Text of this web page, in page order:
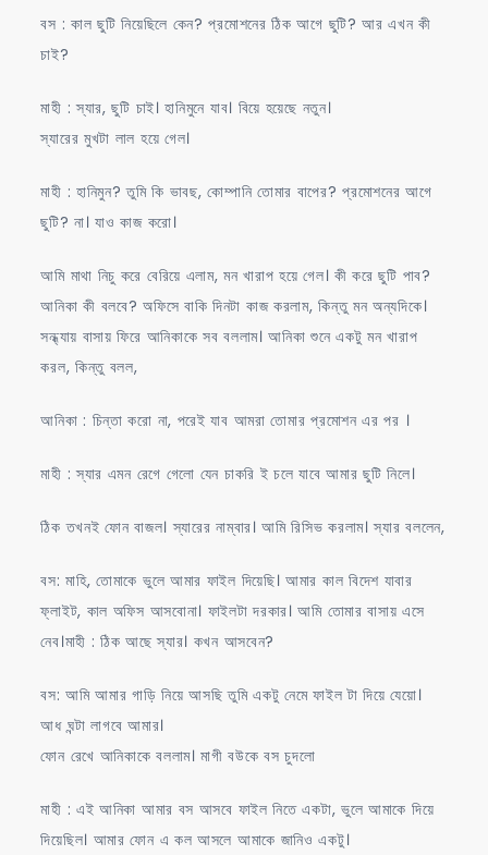
বস : কাল ছুটি নিয়েছিলে কেন? প্রমোশনের ঠিক আগে ছুটি? আর এখন কী
চাই?
মাহী : স্যার, ছুটি চাই। হানিমুনে যাব। বিয়ে হয়েছে নতুন।
স্যারের মুখটা লাল হয়ে গেল।
মাহী : হানিমুন? তুমি কি ভাবছ, কোম্পানি তোমার বাপের? প্রমোশনের আগে
ছুটি? না। যাও কাজ করো।
আমি মাথা নিচু করে বেরিয়ে এলাম, মন খারাপ হয়ে গেল। কী করে ছুটি পাব?
আনিকা কী বলবে? অফিসে বাকি দিনটা কাজ করলাম, কিন্তু মন অন্যদিকে।
সন্ধ্যায় বাসায় ফিরে আনিকাকে সব বললাম। আনিকা শুনে একটু মন খারাপ
করল, কিন্তু বলল,
আনিকা : চিন্তা করো না, পরেই যাব আমরা তোমার প্রমোশন এর পর ।
মাহী : স্যার এমন রেগে গেলো যেন চাকরি ই চলে যাবে আমার ছুটি নিলে।
ঠিক তখনই ফোন বাজল। স্যারের নাম্বার। আমি রিসিভ করলাম। স্যার বললেন,
বস: মাহি, তোমাকে ভুলে আমার ফাইল দিয়েছি। আমার কাল বিদেশ যাবার
ফ্লাইট, কাল অফিস আসবোনা। ফাইলটা দরকার। আমি তোমার বাসায় এসে
নেব।মাহী : ঠিক আছে স্যার। কখন আসবেন?
বস: আমি আমার গাড়ি নিয়ে আসছি তুমি একটু নেমে ফাইল টা দিয়ে যেয়ো।
আধ ঘন্টা লাগবে আমার।
ফোন রেখে আনিকাকে বললাম। মাগী বউকে বস চুদলো
মাহী : এই আনিকা আমার বস আসবে ফাইল নিতে একটা, ভুলে আমাকে দিয়ে
দিয়েছিল। আমার ফোন এ কল আসলে আমাকে জানিও একটু।